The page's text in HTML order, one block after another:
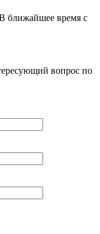
ближайшее время с
вопрос по